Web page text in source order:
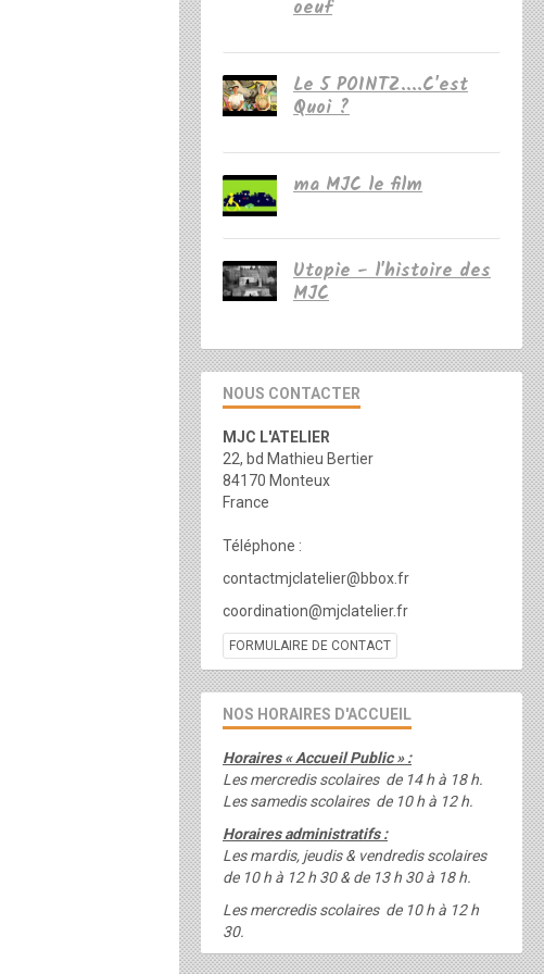
oeuf
Le 5 POINTZ....C'est
Quoi ?
ma MJC le film
Utopie - l'histoire des
MJC
NOUS CONTACTER
MJC L'ATELIER
22, bd Mathieu Bertier
84170 Monteux
France
Téléphone :
contactmjclatelier@bbox.fr
coordination@mjclatelier.fr
FORMULAIRE DE CONTACT
NOS HORAIRES D'ACCUEIL
Horaires « Accueil Public » :
Les mercredis scolaires de 14 h à 18 h.
Les samedis scolaires de 10 h à 12 h.
Horaires administratifs :
Les mardis, jeudis & vendredis scolaires
de 10 h à 12 h 30 & de 13 h 30 à 18 h.
Les mercredis scolaires de 10 h à 12 h
30.